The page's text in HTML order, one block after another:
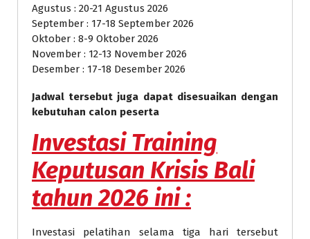
Agustus : 20-21 Agustus 2026
September : 17-18 September 2026
Oktober : 8-9 Oktober 2026
November : 12-13 November 2026
Desember : 17-18 Desember 2026
Jadwal tersebut juga dapat disesuaikan dengan
kebutuhan calon peserta
Investasi Training
Keputusan Krisis Bali
tahun 2026 ini :
Investasi pelatihan selama tiga hari tersebut